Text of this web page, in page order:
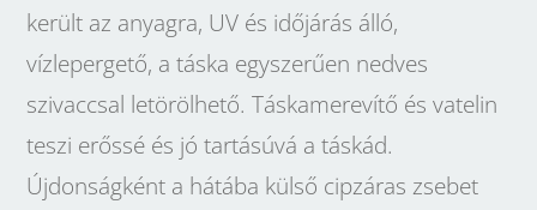
került az anyagra, UV és időjárás álló,
vízlepergető, a táska egyszerűen nedves
szivaccsal letörölhető. Táskamerevítő és vatelin
teszi erőssé és jó tartásúvá a táskád.
Újdonságként a hátába külső cipzáras zsebet